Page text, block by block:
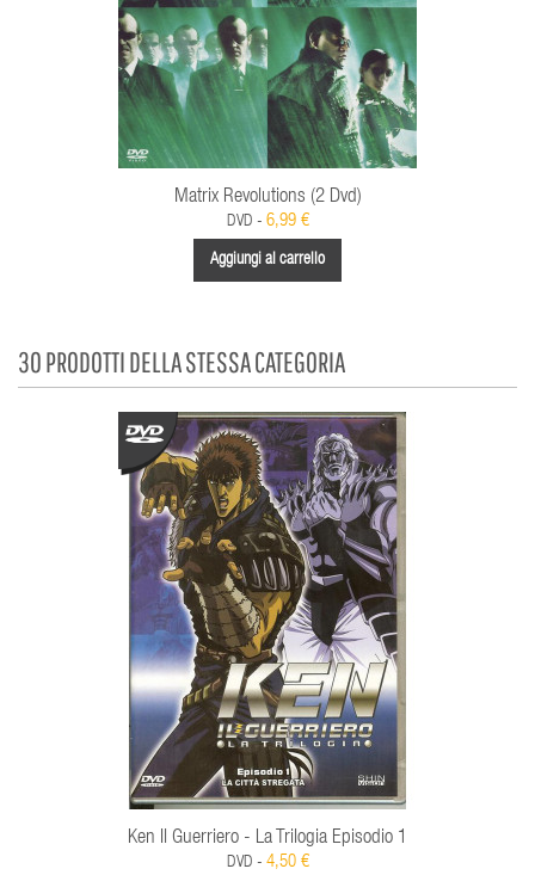
Matrix Revolutions (2 Dvd)
DVD - 6,99 €
Aggiungi al carrello
30 PRODOTTI DELLA STESSA CATEGORIA
Ken Il Guerriero - La Trilogia Episodio 1
DVD - 4,50 €